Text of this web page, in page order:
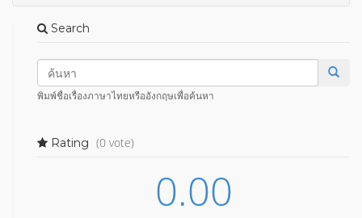
Search
พิมพ์ชื่อเรื่องภาษาไทยหรืออังกฤษเพื่อค้นหา
Rating (0 vote)
0.00